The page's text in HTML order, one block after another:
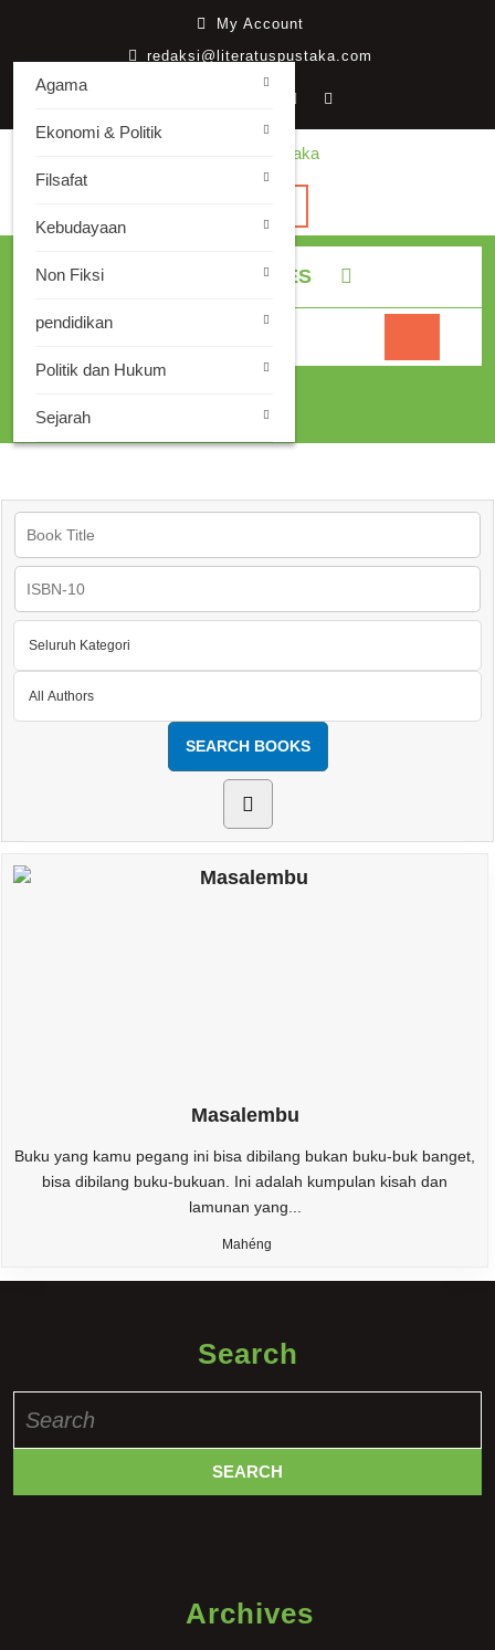
content
My AccountMy
redaksi@literatuspustaka.com
Button
ALL CATEGORIES
Agama
Ekonomi & Politik
Filsafat
Kebudayaan
Non Fiksi
pendidikan
Politik dan Hukum
Sejarah
Pencarian
Masalembu
Buku yang kamu pegang ini bisa dibilang bukan buku-buk banget,
bisa dibilang buku-bukuan. Ini adalah kumpulan kisah dan
lamunan yang...
Mahéng
Search
for:
Archives